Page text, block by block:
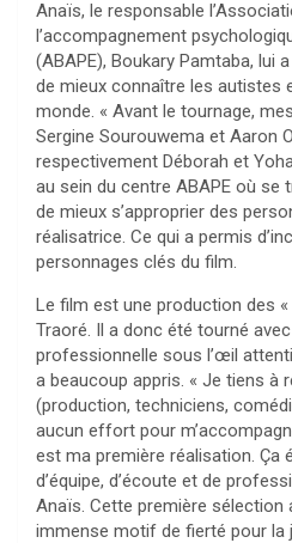
Anaïs, le responsable
l’accompagnement
(ABAPE), Boukary Pamtaba, lui
de mieux connaître les autistes
monde. « Avant le tournage,
Sergine Sourouwema et Aaron
respectivement Déborah et
au sein du centre ABAPE où se
de mieux s’approprier des
réalisatrice. Ce qui a permis
personnages clés du film.
Le film est une production des
Traoré. Il a donc été tourné
professionnelle sous l’œil
a beaucoup appris. « Je tiens à
(production, techniciens,
aucun effort pour
est ma première réalisation. Ça
d’équipe, d’écoute et de
Anaïs. Cette première sélection
immense motif de fierté pour la